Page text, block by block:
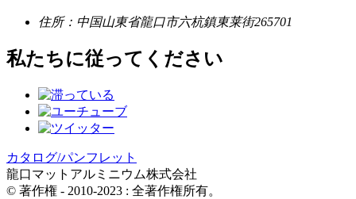
住所： 中国山東省龍口市六杭鎮東莱街265701
私たちに従ってください
カタログ/パンフレット
龍口マットアルミニウム株式会社
© 著作権 - 2010-2023 : 全著作権所有。